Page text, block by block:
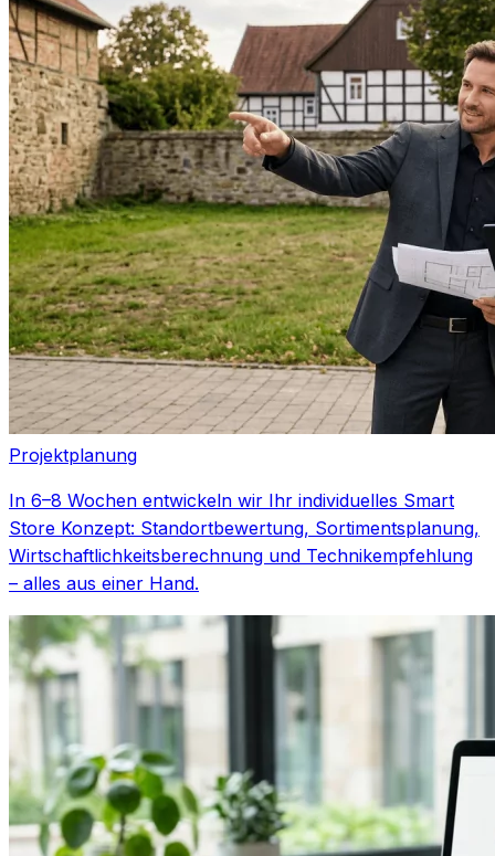
Projektplanung
In 6–8 Wochen entwickeln wir Ihr individuelles Smart
Store Konzept: Standortbewertung, Sortimentsplanung,
Wirtschaftlichkeitsberechnung und Technikempfehlung
– alles aus einer Hand.